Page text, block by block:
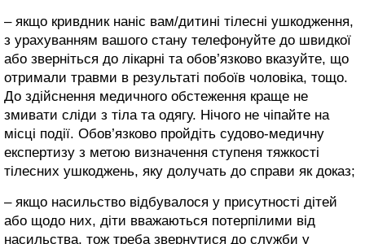
– якщо кривдник наніс вам/дитині тілесні ушкодження,
з урахуванням вашого стану телефонуйте до швидкої
або зверніться до лікарні та обов’язково вказуйте, що
отримали травми в результаті побоїв чоловіка, тощо.
До здійснення медичного обстеження краще не
змивати сліди з тіла та одягу. Нічого не чіпайте на
місці події. Обов’язково пройдіть судово-медичну
експертизу з метою визначення ступеня тяжкості
тілесних ушкоджень, яку долучать до справи як доказ;
– якщо насильство відбувалося у присутності дітей
або щодо них, діти вважаються потерпілими від
насильства, тож треба звернутися до служби у